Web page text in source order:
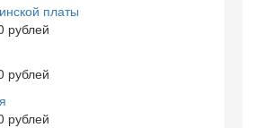
платы
рублей
рублей
рублей